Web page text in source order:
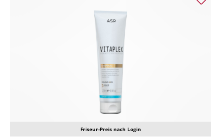
Friseur-Preis nach Login